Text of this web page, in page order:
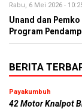
Rabu, 6 Mei 2026 -
Unand dan
Program
BERITA
Payakumbuh
42 Motor Knalpot